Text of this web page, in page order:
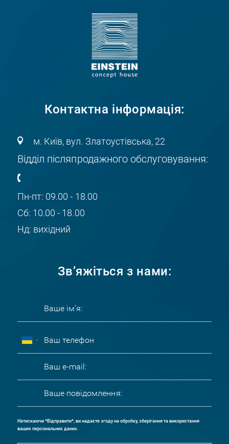
Контактна інформація:
м. Київ, вул. Златоустівська, 22
Відділ післяпродажного обслуговування:
Пн-пт: 09.00 - 18.00
Сб: 10.00 - 18.00
Нд: вихідний
Зв’яжіться з нами:
Натискаючи *Відправити*, ви надаєте згоду на обробку, зберігання та використання
ваших персональних даних.